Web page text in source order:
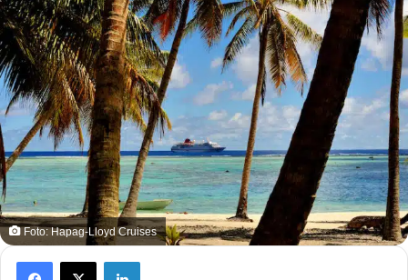
Foto: Hapag-Lloyd Cruises
X